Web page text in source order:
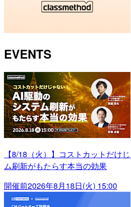
EVENTS
【8/18（火）】コストカットだけ
ム刷新がもたらす本当の効果
開催前2026年8月18日(火) 15:00